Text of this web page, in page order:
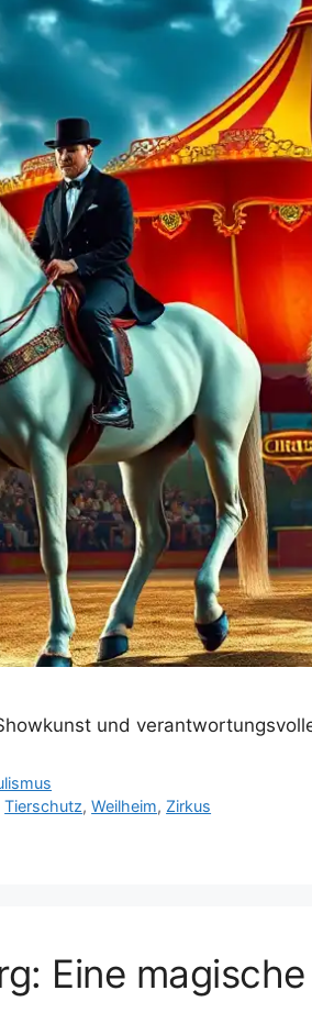
und
Tierschutz,Weilheim, Zirkus
Eine